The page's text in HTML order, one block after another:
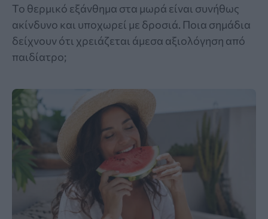
Το θερμικό εξάνθημα στα μωρά είναι συνήθως
ακίνδυνο και υποχωρεί με δροσιά. Ποια σημάδια
δείχνουν ότι χρειάζεται άμεσα αξιολόγηση από
παιδίατρο;